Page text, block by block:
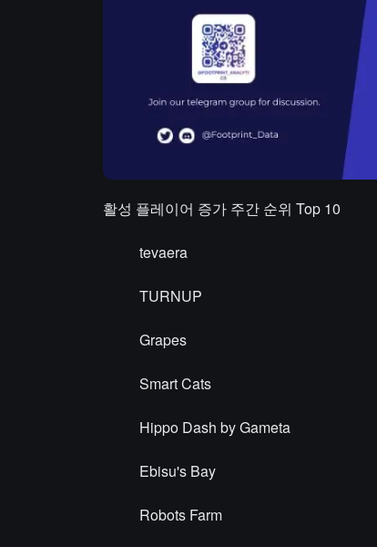
활성 플레이어 증가 주간 순위 Top 10
tevaera
TURNUP
Grapes
Smart Cats
Hippo Dash by Gameta
Ebisu's Bay
Robots Farm